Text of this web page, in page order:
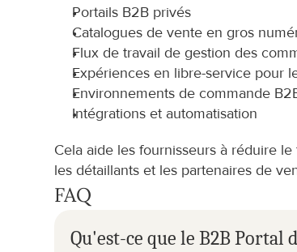
Portails B2B privés
Catalogues de vente en gros
Flux de travail de gestion des
Expériences en libre-service pour
Environnements de commande
Intégrations et automatisation
Cela aide les fournisseurs à réduire
les détaillants et les partenaires de
FAQ
Qu'est-ce que le B2B Portal